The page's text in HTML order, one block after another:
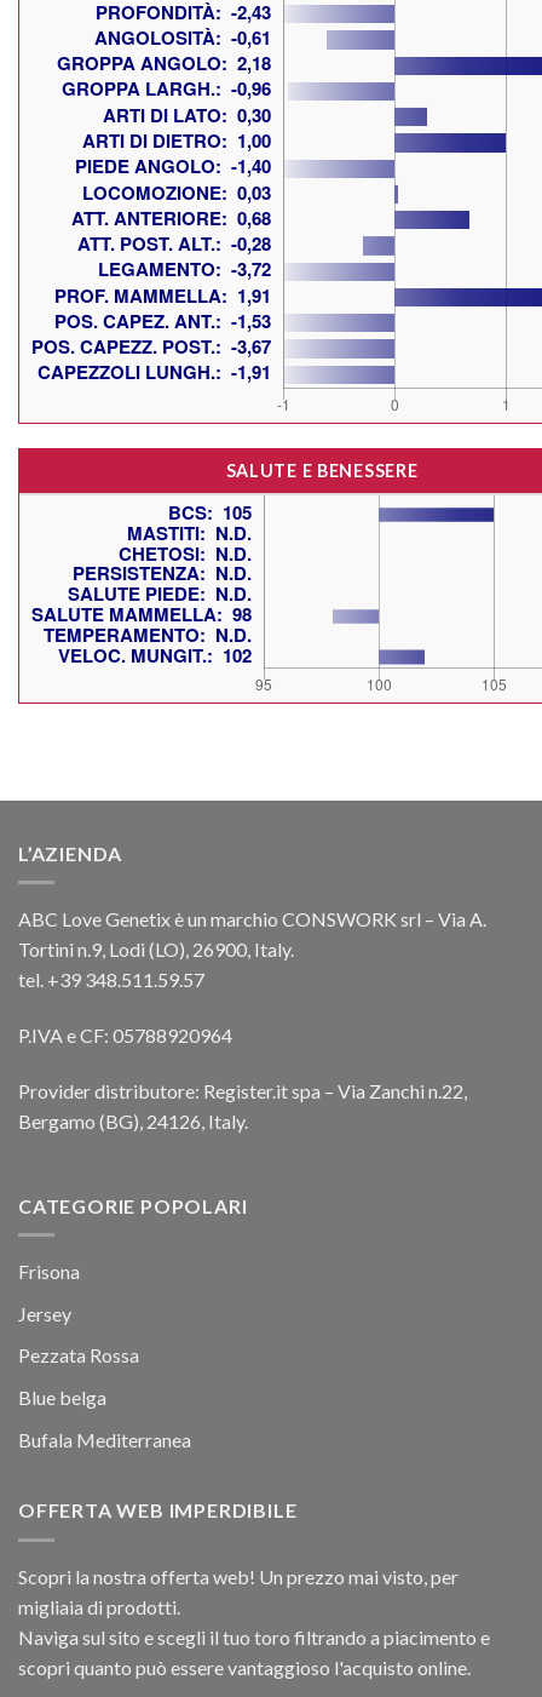
SALUTE E BENESSERE
L’AZIENDA
ABC Love Genetix è un marchio CONSWORK srl – Via A.
Tortini n.9, Lodi (LO), 26900, Italy.
tel. +39 348.511.59.57
P.IVA e CF: 05788920964
Provider distributore: Register.it spa – Via Zanchi n.22,
Bergamo (BG), 24126, Italy.
CATEGORIE POPOLARI
Frisona
Jersey
Pezzata Rossa
Blue belga
Bufala Mediterranea
OFFERTA WEB IMPERDIBILE
Scopri la nostra offerta web! Un prezzo mai visto, per
migliaia di prodotti.
Naviga sul sito e scegli il tuo toro filtrando a piacimento e
scopri quanto può essere vantaggioso l'acquisto online.